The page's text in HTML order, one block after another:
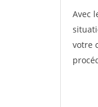
Avec
votre